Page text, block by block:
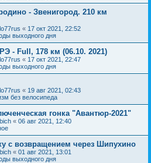
- Звенигород. 210 км
« 17 окт 2021, 22:52
выходного дня
- Full, 178 км (06.10. 2021)
« 17 окт 2021, 22:47
выходного дня
« 19 авг 2021, 02:43
без велосипеда
гонка "Авантюр-2021"
« 06 авг 2021, 12:40
с возвращением через Шипухино
« 01 авг 2021, 13:01
выходного дня